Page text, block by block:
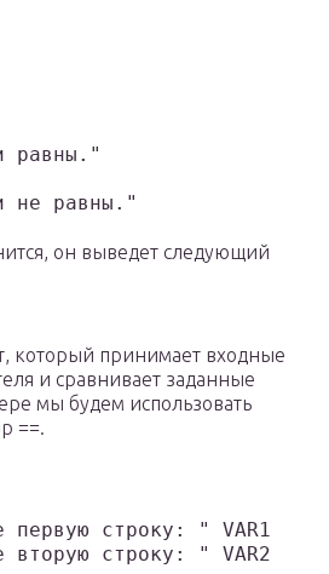
равны."
не равны."
он выведет следующий
который принимает входные
и сравнивает заданные
мы будем использовать
==.
строку: " VAR1
строку: " VAR2